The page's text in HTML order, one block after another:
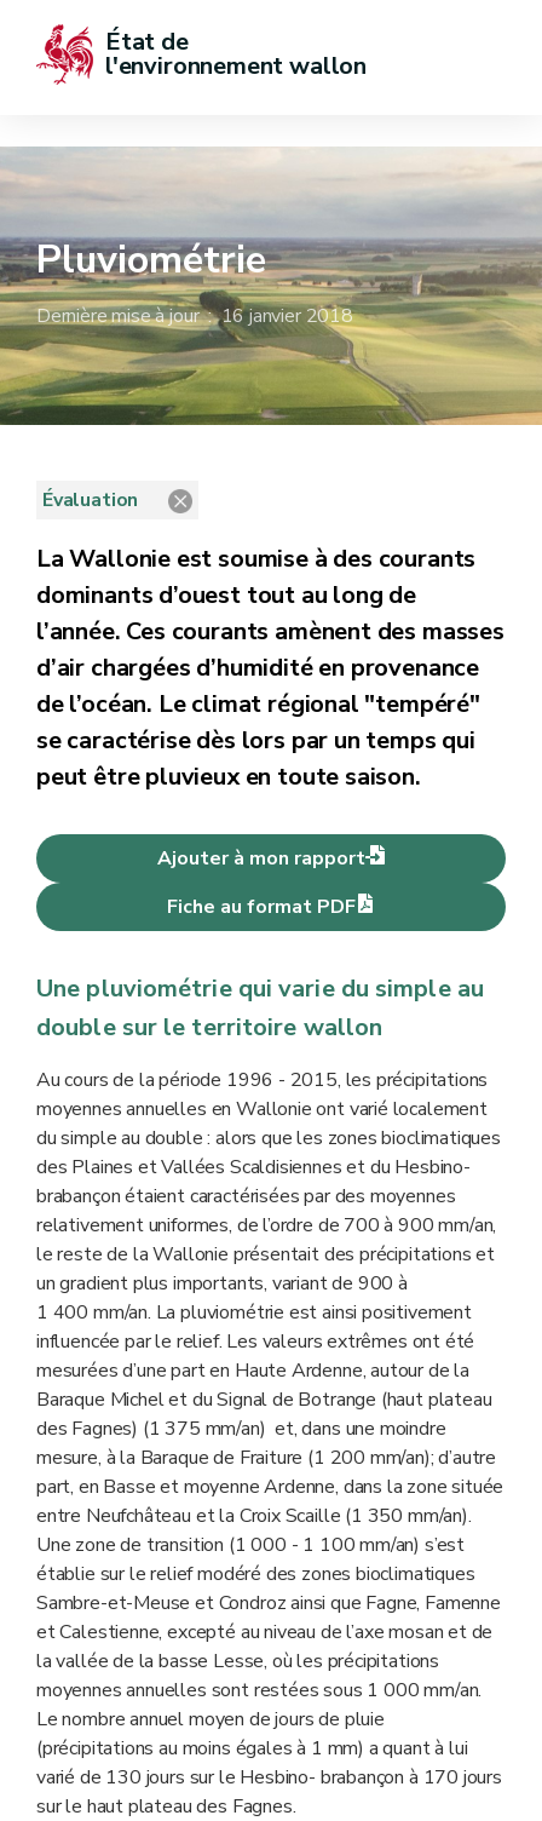
État de
l'environnement wallon
Pluviométrie
Dernière mise à jour : 16 janvier 2018
Évaluation
La Wallonie est soumise à des courants
dominants d’ouest tout au long de
l’année. Ces courants amènent des masses
d’air chargées d’humidité en provenance
de l’océan. Le climat régional "tempéré"
se caractérise dès lors par un temps qui
peut être pluvieux en toute saison.
Ajouter à mon rapport
Fiche au format PDF
Une pluviométrie qui varie du simple au
double sur le territoire wallon
Au cours de la période 1996 - 2015, les précipitations
moyennes annuelles en Wallonie ont varié localement
du simple au double : alors que les zones bioclimatiques
des Plaines et Vallées Scaldisiennes et du Hesbino-
brabançon étaient caractérisées par des moyennes
relativement uniformes, de l’ordre de 700 à 900 mm/an,
le reste de la Wallonie présentait des précipitations et
un gradient plus importants, variant de 900 à
1 400 mm/an. La pluviométrie est ainsi positivement
influencée par le relief. Les valeurs extrêmes ont été
mesurées d’une part en Haute Ardenne, autour de la
Baraque Michel et du Signal de Botrange (haut plateau
des Fagnes) (1 375 mm/an) et, dans une moindre
mesure, à la Baraque de Fraiture (1 200 mm/an); d’autre
part, en Basse et moyenne Ardenne, dans la zone située
entre Neufchâteau et la Croix Scaille (1 350 mm/an).
Une zone de transition (1 000 - 1 100 mm/an) s’est
établie sur le relief modéré des zones bioclimatiques
Sambre-et-Meuse et Condroz ainsi que Fagne, Famenne
et Calestienne, excepté au niveau de l’axe mosan et de
la vallée de la basse Lesse, où les précipitations
moyennes annuelles sont restées sous 1 000 mm/an.
Le nombre annuel moyen de jours de pluie
(précipitations au moins égales à 1 mm) a quant à lui
varié de 130 jours sur le Hesbino- brabançon à 170 jours
sur le haut plateau des Fagnes.